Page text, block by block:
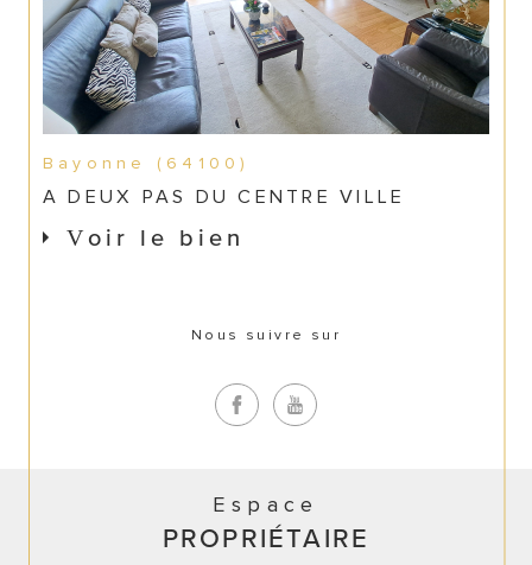
Bayonne (64100)
A DEUX PAS DU CENTRE VILLE
Voir le bien
Nous suivre sur
Espace
PROPRIÉTAIRE